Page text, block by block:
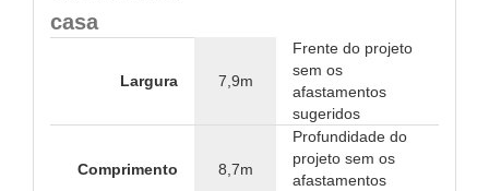
casa
Largura 7,9m
Frente do projeto
sem os
afastamentos
sugeridos
Comprimento 8,7m
Profundidade do
projeto sem os
afastamentos